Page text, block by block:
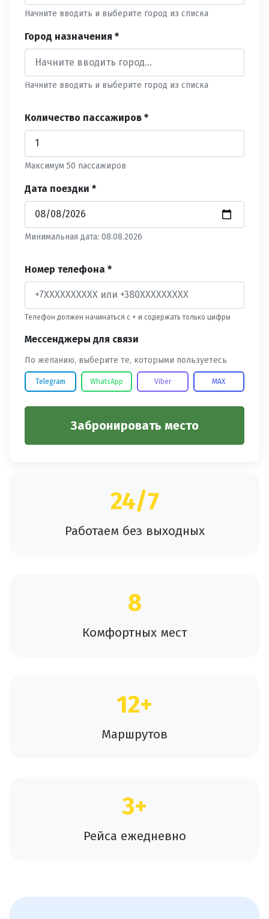
Начните вводить и выберите город из списка
Город назначения *
Начните вводить и выберите город из списка
Количество пассажиров *
Максимум 50 пассажиров
Дата поездки *
Минимальная дата: 08.08.2026
Номер телефона *
Телефон должен начинаться с + и содержать только цифры
Мессенджеры для связи
По желанию, выберите те, которыми пользуетесь
Telegram WhatsApp Viber MAX
Забронировать место
24/7
Работаем без выходных
8
Комфортных мест
12+
Маршрутов
3+
Рейса ежедневно